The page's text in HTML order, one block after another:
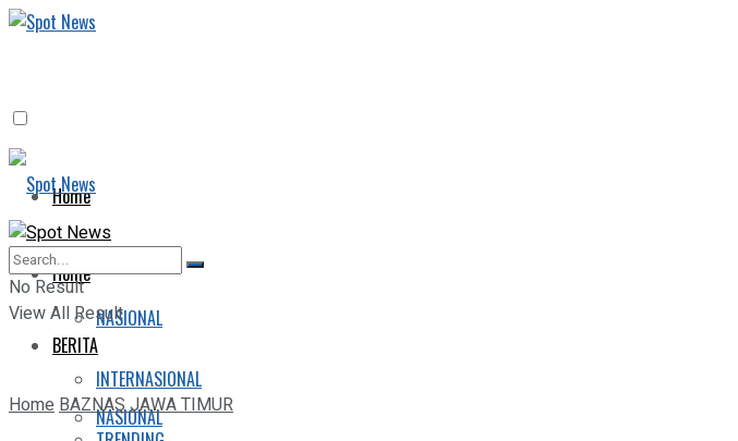
Home
BERITA
NASIONAL
INTERNASIONAL
Home
BERITA
NASIONAL
No Result
View All Result
HomeBAZNAS JAWA TIMUR